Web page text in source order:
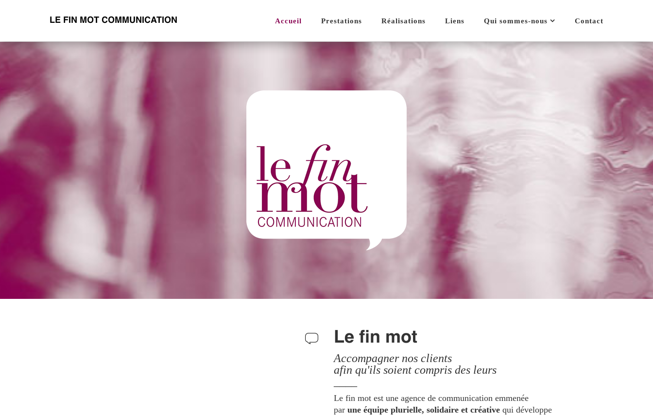
LE FIN MOT COMMUNICATION Accueil Prestations Réalisations Liens Qui sommes-nous Contact
Le fin mot
Accompagner nos clients
afin qu'ils soient compris des leurs
Le fin mot est une agence de communication emmenée
par une équipe plurielle, solidaire et créative qui développe